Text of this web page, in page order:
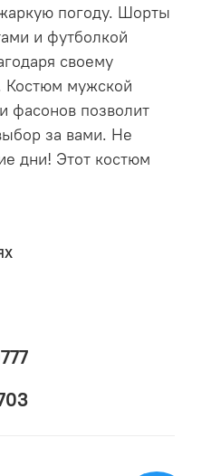
погоду. Шорты
и футболкой
своему
Костюм мужской
фасонов позволит
за вами. Не
дни! Этот костюм